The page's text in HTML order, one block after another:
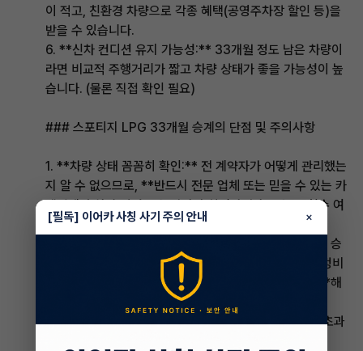
이 적고, 친환경 차량으로 각종 혜택(공영주차장 할인 등)을
받을 수 있습니다.
6. **신차 컨디션 유지 가능성:** 33개월 정도 남은 차량이
라면 비교적 주행거리가 짧고 차량 상태가 좋을 가능성이 높
습니다. (물론 직접 확인 필요)
### 스포티지 LPG 33개월 승계의 단점 및 주의사항
1. **차량 상태 꼼꼼히 확인:** 전 계약자가 어떻게 관리했는
지 알 수 없으므로, **반드시 전문 업체 또는 믿을 수 있는 카
센터에서 차량 점검**을 받아야 합니다. (사고 유무, 침수 여
부, 소모품 교체 주기 등)
2. **계약 조건 확인:** 기존 계약의 모든 조건을 그대로 승
계받으므로, **월 납입료, 약정 주행거리, 위약금 조항, 정비
서비스 범위, 만기 시 인수/반납 조건 등을 꼼꼼히 확인**해
* **약정 주행거리:** 잔여 약정 주행거리가 너무 적어 초과
[필독] 이어카 사칭 사기 주의 안내 ×